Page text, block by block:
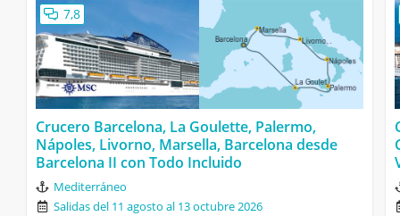
7,8
Crucero Barcelona, La Goulette, Palermo,
Nápoles, Livorno, Marsella, Barcelona desde
Barcelona II con Todo Incluido
Mediterráneo
Salidas del 11 agosto al 13 octubre 2026